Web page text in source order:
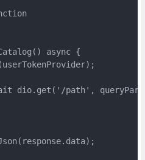
async {
dio.get('/path',